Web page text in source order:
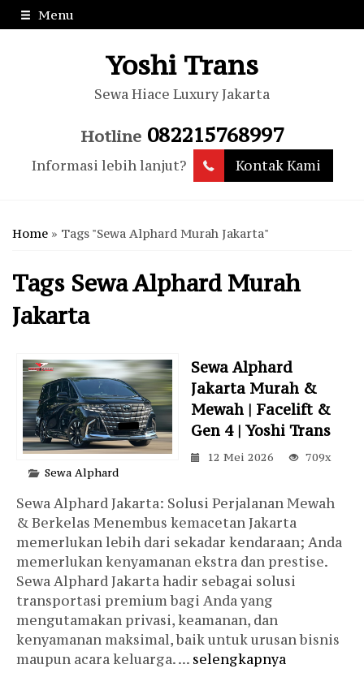
Menu
Yoshi Trans
Sewa Hiace Luxury Jakarta
Hotline 082215768997
Informasi lebih lanjut? Kontak Kami
Home » Tags "Sewa Alphard Murah Jakarta"
Tags Sewa Alphard Murah
Jakarta
Sewa Alphard
Jakarta Murah &
Mewah | Facelift &
Gen 4 | Yoshi Trans
12 Mei 2026
709x
Sewa Alphard
Sewa Alphard Jakarta: Solusi Perjalanan Mewah
& Berkelas Menembus kemacetan Jakarta
memerlukan lebih dari sekadar kendaraan; Anda
memerlukan kenyamanan ekstra dan prestise.
Sewa Alphard Jakarta hadir sebagai solusi
transportasi premium bagi Anda yang
mengutamakan privasi, keamanan, dan
kenyamanan maksimal, baik untuk urusan bisnis
maupun acara keluarga. ... selengkapnya